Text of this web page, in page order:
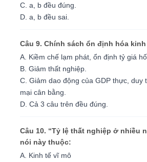
C. a, b đều đúng.
D. a, b đều sai.
Câu 9. Chính sách ổn định hóa
A. Kiềm chế lạm phát, ổn định tỷ giá
B. Giảm thất nghiệp.
C. Giảm dao động của GDP thực, duy
mại cân bằng.
D. Cả 3 câu trên đều đúng.
Câu 10. “Tỷ lệ thất nghiệp ở nhiều
nói này thuộc:
A. Kinh tế vĩ mô